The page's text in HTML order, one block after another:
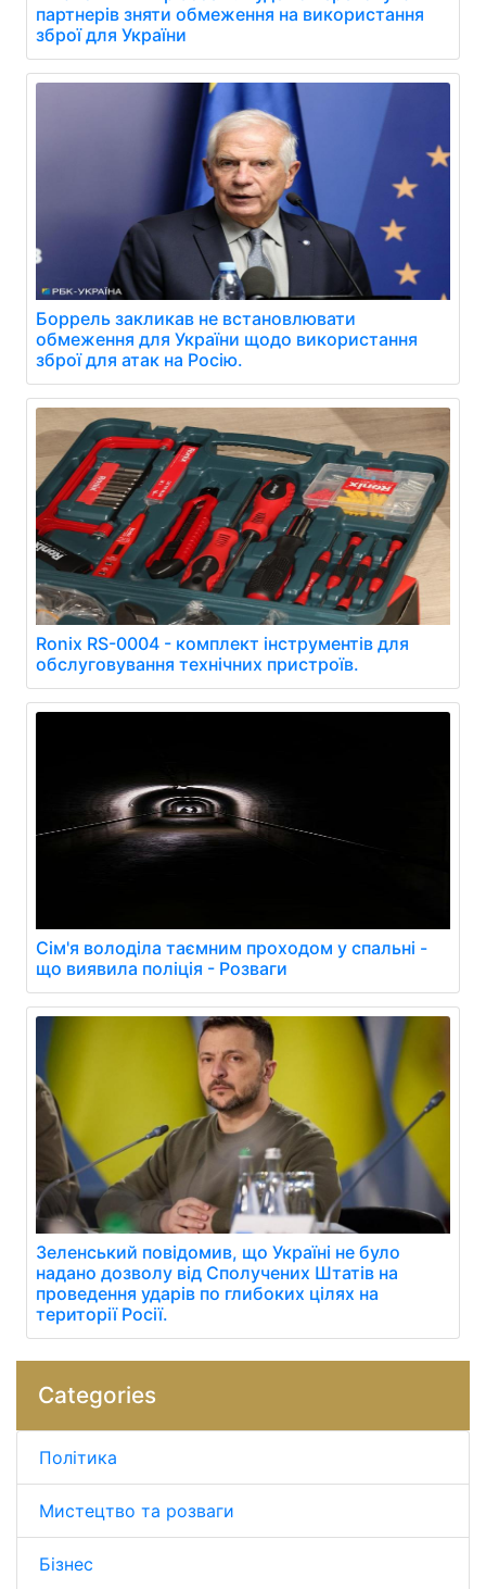
партнерів зняти обмеження на використання
зброї для України
Боррель закликав не встановлювати
обмеження для України щодо використання
зброї для атак на Росію.
Ronix RS-0004 - комплект інструментів для
обслуговування технічних пристроїв.
Сім'я володіла таємним проходом у спальні -
що виявила поліція - Розваги
Зеленський повідомив, що Україні не було
надано дозволу від Сполучених Штатів на
проведення ударів по глибоких цілях на
території Росії.
Categories
Політика
Мистецтво та розваги
Бізнес